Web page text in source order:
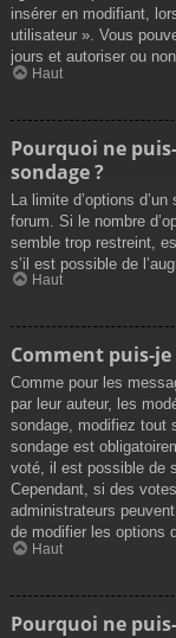
insérer en modifiant,
utilisateur ». Vous
jours et autoriser ou
Haut
Pourquoi ne
sondage ?
La limite d’options
forum. Si le nombre
semble trop restreint,
s’il est possible de
Haut
Comment puis-
Comme pour les
par leur auteur, les
sondage, modifiez tout
sondage est
voté, il est possible de
Cependant, si des
administrateurs
de modifier les options
Haut
Pourquoi ne